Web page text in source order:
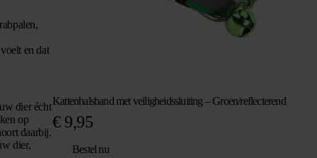
en dat
dier écht
op
daarbij.
dier,
Kattenhalsband met veiligheidssluiting – Groen/reflecterend
€9,95
Bestel nu